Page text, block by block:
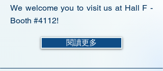
We welcome you to visit us at Hall F -
Booth #4112!
閱讀更多